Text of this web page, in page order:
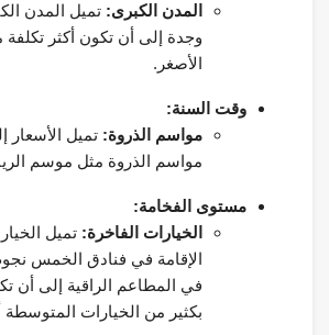
المدن الكبرى: تميل المدن
وجدة إلى أن تكون أكثر
الأصغر.
وقت السنة:
مواسم الذروة: تميل الأسعار
مواسم الذروة مثل موسم
مستوى الفخامة:
الخيارات الفاخرة: تميل
الإقامة في فنادق الخمس
في المطاعم الراقية إلى أن
بكثير من الخيارات المتوسطة